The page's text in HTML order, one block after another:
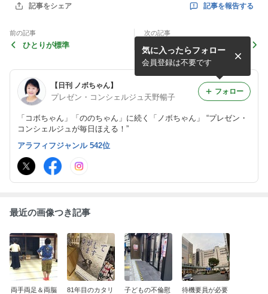
記事をシェア 記事を報告する
前の記事
ひとりが標準
次の記事
後回しにされない人
【日刊 ノボちゃん】
プレゼン・コンシェルジュ天野暢子
「コボちゃん」「ののちゃん」に続く「ノボちゃん」 “プレゼン・
コンシェルジュが毎日ほえる！”
気に入ったらフォロー
会員登録は不要です
フォロー
アラフィフジャンル 542位
最近の画像つき記事
両手両足＆両脳
81年目のカタリ
子どもの不倫慰
待機要員が必要